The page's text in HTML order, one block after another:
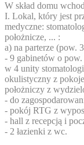
W skład domu
I. Lokal, który jest
medyczne:
położnicze, ... :
a) na parterze (pow.
- 9 gabinetów o
w 4 unity
okulistyczny z
położniczy z
- do
- pokój RTG z
- hall z recepcją i
- 2 łazienki z wc.